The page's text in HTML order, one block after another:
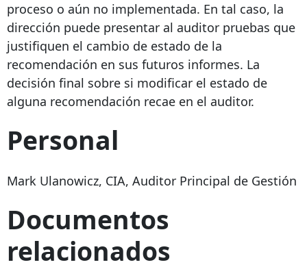
proceso o aún no implementada. En tal caso, la
dirección puede presentar al auditor pruebas que
justifiquen el cambio de estado de la
recomendación en sus futuros informes. La
decisión final sobre si modificar el estado de
alguna recomendación recae en el auditor.
Personal
Mark Ulanowicz, CIA, Auditor Principal de Gestión
Documentos
relacionados